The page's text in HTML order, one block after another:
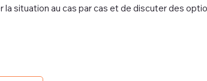
la situation au cas par cas et de discuter des